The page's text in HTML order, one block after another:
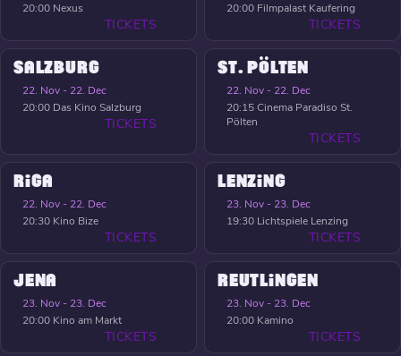
20:00 Nexus
TICKETS
20:00 Filmpalast Kaufering
TICKETS
SALZBURG
22. Nov - 22. Dec
20:00 Das Kino Salzburg
TICKETS
ST. PÖLTEN
22. Nov - 22. Dec
20:15Cinema Paradiso St.
Pölten
TICKETS
RIGA
22. Nov - 22. Dec
20:30 Kino Bize
TICKETS
LENZING
23. Nov - 23. Dec
19:30 Lichtspiele Lenzing
TICKETS
JENA
23. Nov - 23. Dec
20:00 Kino am Markt
TICKETS
REUTLINGEN
23. Nov - 23. Dec
20:00 Kamino
TICKETS